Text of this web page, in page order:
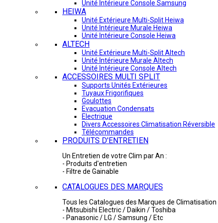
Unité Intérieure Console Samsung
HEIWA
Unité Extérieure Multi-Split Heiwa
Unité Intérieure Murale Heiwa
Unité Intérieure Console Heiwa
ALTECH
Unité Extérieure Multi-Split Altech
Unité Intérieure Murale Altech
Unité Intérieure Console Altech
ACCESSOIRES MULTI SPLIT
Supports Unités Extérieures
Tuyaux Frigorifiques
Goulottes
Evacuation Condensats
Electrique
Divers Accessoires Climatisation Réversible
Télécommandes
PRODUITS D'ENTRETIEN
Un Entretien de votre Clim par An :
- Produits d'entretien
- Filtre de Gainable
CATALOGUES DES MARQUES
Tous les Catalogues des Marques de Climatisation
- Mitsubishi Electric / Daikin / Toshiba
- Panasonic / LG / Samsung / Etc